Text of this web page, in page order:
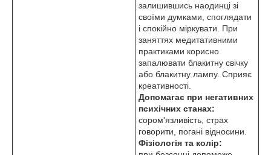
залишившись наодинці зі
своїми думками, споглядати
і спокійно міркувати. При
заняттях медитативними
практиками корисно
запалювати блакитну свічку
або блакитну лампу. Сприяє
креативності.
Допомагає при негативних
психічних станах:
сором'язливість, страх
говорити, погані відносини.
Фізіологія та колір: